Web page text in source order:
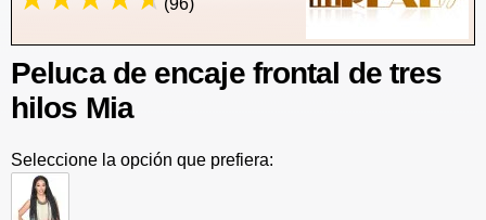
(96)
Peluca de encaje frontal de tres
hilos Mia
Seleccione la opción que prefiera: